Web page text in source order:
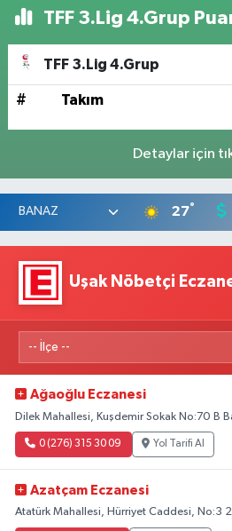
TFF 3.Lig 4.Grup
TFF 3.Lig 4.Grup
# Takım
Detaylar için
27°
Uşak Nöbetçi
Ağaoğlu Eczanesi
Dilek Mahallesi, Kuşdemir Sokak No:70 B
0 (276) 315 30 09 Yol Tarifi Al
Azatçam Eczanesi
Atatürk Mahallesi, Hürriyet Caddesi, No:3 2